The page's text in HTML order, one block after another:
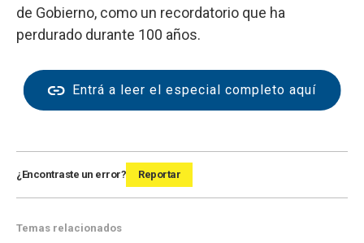
de Gobierno, como un recordatorio que ha
perdurado durante 100 años.
Entrá a leer el especial completo aquí
¿Encontraste un error? Reportar
Temas relacionados